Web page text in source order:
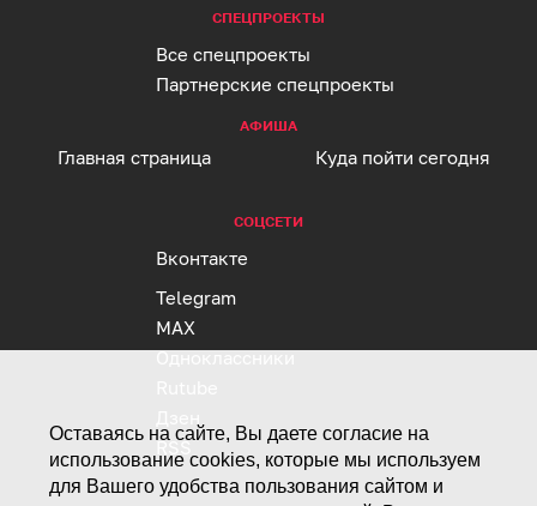
Оставаясь на сайте, Вы даете согласие на
использование cookies, которые мы используем
для Вашего удобства пользования сайтом и
СПЕЦПРОЕКТЫ
Все спецпроекты
Партнерские спецпроекты
АФИША
Главная страница Куда пойти сегодня
СОЦСЕТИ
Вконтакте
Telegram
MAX
Одноклассники
RSS